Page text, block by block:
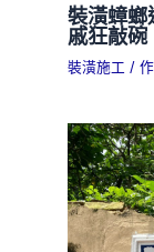
裝潢蟑螂
戚狂敲碗
裝潢施工 /